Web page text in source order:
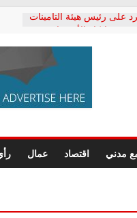
على رئيس هيئة التأمينات
المعاشات.. ونطالب بكشف
يكتب: القطاع الصحي إلى
الشعبي يطلق لجنة “الحق
النهائية للقرار
الصحفيين.. وانتهاء أعمال
المحاكمة العادلة
مدني اقتصاد عمال